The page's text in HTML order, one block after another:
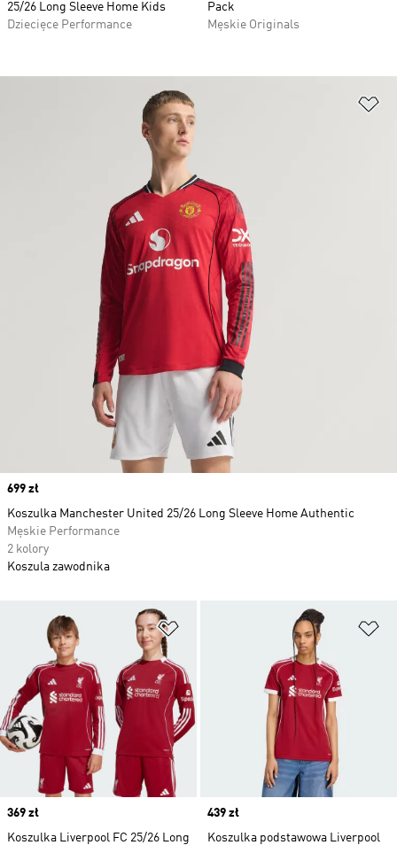
25/26 Long Sleeve Home Kids
Dziecięce Performance
Pack
Męskie Originals
Dodaj do listy życzeń
Price
369 zł
Koszulka Liverpool FC 25/26 Long
Price
439 zł
Koszulka podstawowa Liverpool
Price
699 zł
Koszulka Manchester United 25/26 Long Sleeve Home Authentic
Męskie Performance
2 kolory
Koszula zawodnika